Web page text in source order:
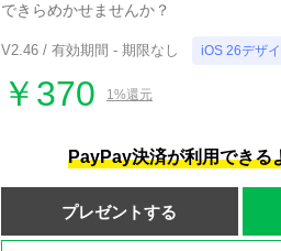
できらめかせませんか？
V2.46 / 有効期間 - 期限なし iOS 26デザ
￥370 1%還元
PayPay決済が利用できる
プレゼントする